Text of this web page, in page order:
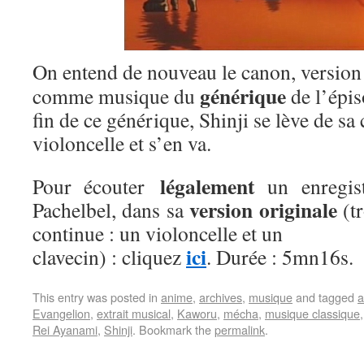
On entend de nouveau le canon,
comme musique du génériquede
fin de ce générique, Shinji se lève de sa
violoncelle et s’en va.
Pour écouter légalementun
Pachelbel, dans saversion originale
continue : un violoncelle et un
clavecin) : cliquezici. Durée : 5mn16s.
This entry was posted in anime, archives, musiqueand tagged
Evangelion, extrait musical, Kaworu, mécha, musique classique
Rei Ayanami, Shinji. Bookmark thepermalink.